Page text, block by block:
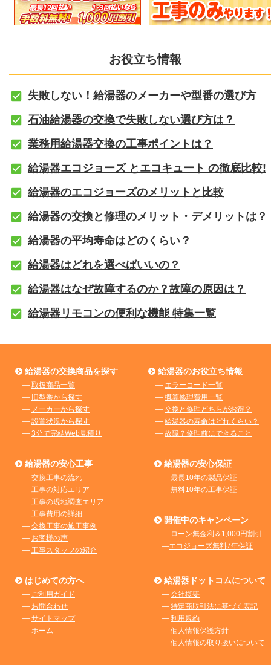
お役立ち情報
失敗しない！給湯器のメーカーや型番の選び方
石油給湯器の交換で失敗しない選び方は？
業務用給湯器交換の工事ポイントは？
給湯器エコジョーズ とエコキュート の徹底比較!
給湯器のエコジョーズのメリットと比較
給湯器の交換と修理のメリット・デメリットは？
給湯器の平均寿命はどのくらい？
給湯器はどれを選べばいいの？
給湯器はなぜ故障するのか？故障の原因は？
給湯器リモコンの便利な機能 特集一覧
給湯器の交換商品を探す
― 取扱商品一覧
― 旧型番から探す
― メーカーから探す
― 設置状況から探す
― 3分で完結Web見積り
給湯器のお役立ち情報
― エラーコード一覧
― 概算修理費用一覧
― 交換と修理どちらがお得？
― 給湯器の寿命はどれくらい？
― 故障？修理前にできること
給湯器の安心工事
― 交換工事の流れ
― 工事の対応エリア
― 工事の現地調査エリア
― 工事費用の詳細
― 交換工事の施工事例
― お客様の声
― 工事スタッフの紹介
給湯器の安心保証
― 最長10年の製品保証
― 無料10年の工事保証
開催中のキャンペーン
― ローン無金利＆1,000円割引
―エコジョーズ無料7年保証
はじめての方へ
― ご利用ガイド
― お問合わせ
― サイトマップ
― ホーム
給湯器ドットコムについて
― 会社概要
― 特定商取引法に基づく表記
― 利用規約
― 個人情報保護方針
― 個人情報の取り扱いについて